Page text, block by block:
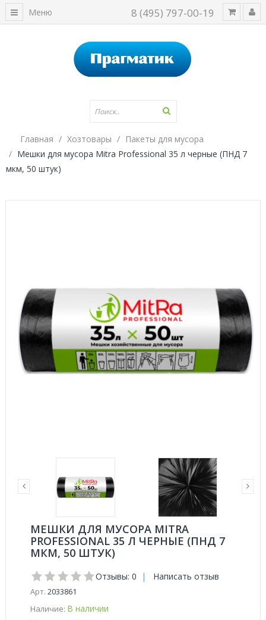
8 (495) 797-00-19
Меню
Главная Хозтовары
Пакеты для мусора
Мешки для мусора Mitra Professional 35 л черные (ПНД 7
мкм, 50 штук)
МЕШКИ ДЛЯ МУСОРА MITRA
PROFESSIONAL 35 Л ЧЕРНЫЕ (ПНД 7
МКМ, 50 ШТУК)
Отзывы: 0 | Написать отзыв
Арт. 2033861
Наличие: В наличии